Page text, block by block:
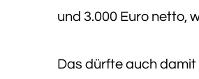
und 3.000 Euro netto,
Das dürfte auch